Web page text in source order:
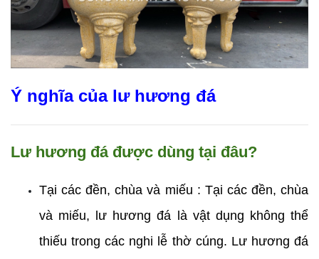
Ý nghĩa của lư hương đá
Lư hương đá được dùng tại đâu?
Tại các đền, chùa và miếu : Tại các đền, chùa
và miếu, lư hương đá là vật dụng không thể
thiếu trong các nghi lễ thờ cúng. Lư hương đá